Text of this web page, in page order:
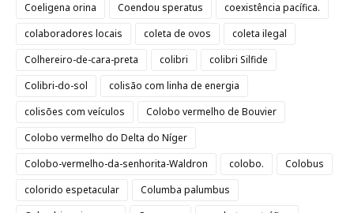
Coeligena orina
Coendou speratus
coexistência pacífica.
colaboradores locais
coleta de ovos
coleta ilegal
Colhereiro-de-cara-preta
colibri
colibri Silfide
Colibri-do-sol
colisão com linha de energia
colisões com veículos
Colobo vermelho de Bouvier
Colobo vermelho do Delta do Níger
Colobo-vermelho-da-senhorita-Waldron
colobo.
Colobus
colorido espetacular
Columba palumbus